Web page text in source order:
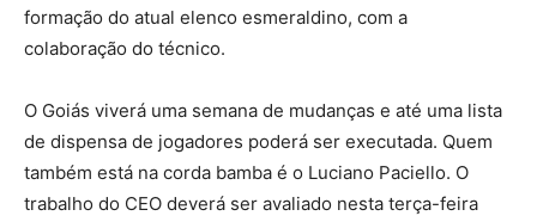
formação do atual elenco esmeraldino, com a
colaboração do técnico.
O Goiás viverá uma semana de mudanças e até uma lista
de dispensa de jogadores poderá ser executada. Quem
também está na corda bamba é o Luciano Paciello. O
trabalho do CEO deverá ser avaliado nesta terça-feira